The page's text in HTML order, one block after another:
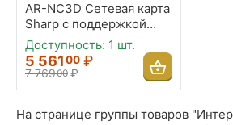
На странице группы товаров
AR-NC3D Сетевая карта
Sharp с поддержкой
стандартов
10BaseT/100BaseTX
Доступность: 1 шт.
5 56100 ₽
7 76900 ₽